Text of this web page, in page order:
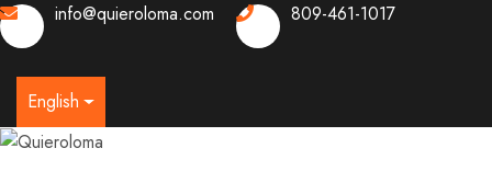
info@quieroloma.com 809-461-1017
English